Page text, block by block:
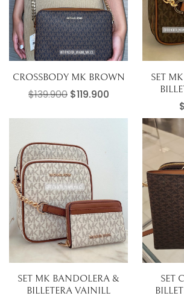
CROSSBODY MK BROWN
$139.900 El precio original era:
$119.900El precio actual
SET
$
SET MK BANDOLERA &
BILLETERA VAINILL
SET